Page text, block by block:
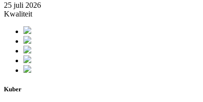
25 juli 2026
Kwaliteit
Kuber